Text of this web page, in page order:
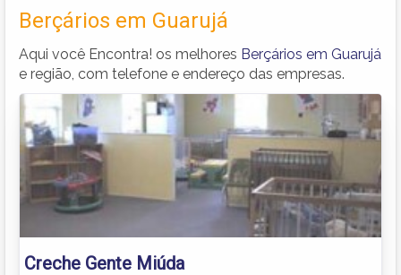
Berçários em Guarujá
Aqui você Encontra! os melhores Berçários em Guarujá
e região, com telefone e endereço das empresas.
Creche Gente Miúda